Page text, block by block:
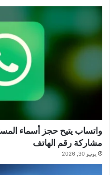
واتساب يتيح حجز أسماء
مشاركة رقم الهاتف
يونيو 30, 2026